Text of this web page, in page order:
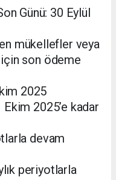
Günü: 30 Eylül
mükellefler veya
son ödeme
2025
2025’e kadar
devam
periyotlarla